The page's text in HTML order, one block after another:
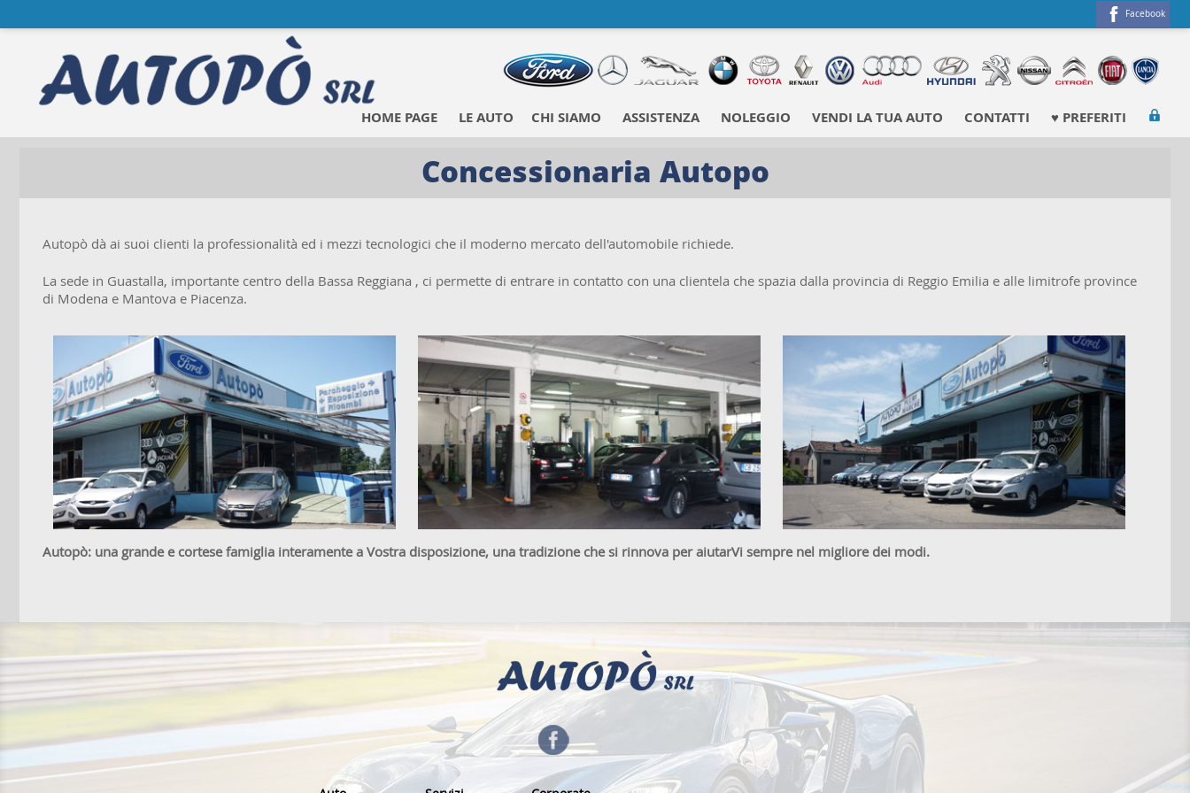
HOME PAGE LE AUTO CHI SIAMO ASSISTENZA NOLEGGIO VENDI LA TUA AUTO CONTATTI ♥ PREFERITI
Facebook
Concessionaria Autopo
Autopò dà ai suoi clienti la professionalità ed i mezzi tecnologici che il moderno mercato dell'automobile richiede.
La sede in Guastalla, importante centro della Bassa Reggiana , ci permette di entrare in contatto con una clientela che spazia dalla provincia di Reggio Emilia e alle limitrofe province
di Modena e Mantova e Piacenza.
Autopò: una grande e cortese famiglia interamente a Vostra disposizione, una tradizione che si rinnova per aiutarVi sempre nel migliore dei modi.